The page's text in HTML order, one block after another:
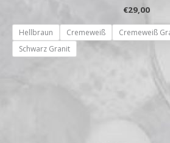
€29,00
Hellbraun Cremeweiß Cremeweiß
Schwarz Granit